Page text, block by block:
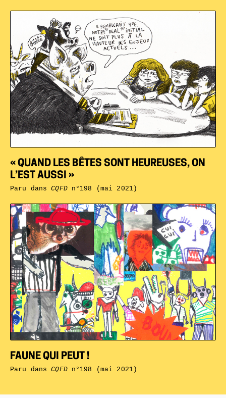
FAUNE QUI PEUT !
Paru dansCQFDn°198 (mai 2021)
« QUAND LES BÊTES SONT HEUREUSES, ON
L’EST AUSSI »
Paru dansCQFDn°198 (mai 2021)